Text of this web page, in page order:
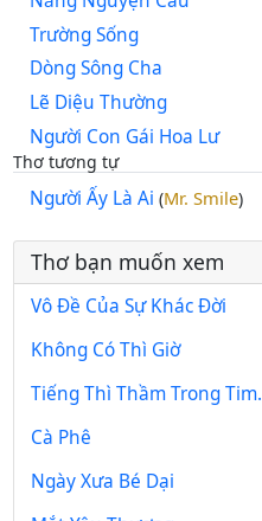
Trường Sống
Dòng Sông Cha
Lẽ Diệu Thường
Người Con Gái Hoa Lư
Thơ tương tự
Người Ấy Là Ai (Mr. Smile)
Thơ bạn muốn xem
Vô Đề Của Sự Khác Đời
Không Có Thì Giờ
Tiếng Thì Thầm Trong Tim.
Cà Phê
Ngày Xưa Bé Dại